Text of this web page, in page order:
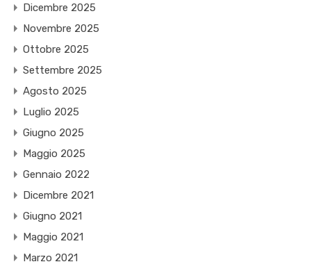
Dicembre 2025
Novembre 2025
Ottobre 2025
Settembre 2025
Agosto 2025
Luglio 2025
Giugno 2025
Maggio 2025
Gennaio 2022
Dicembre 2021
Giugno 2021
Maggio 2021
Marzo 2021